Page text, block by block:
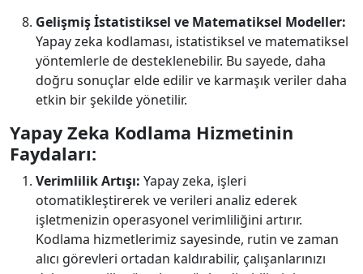
Gelişmiş İstatistiksel ve Matematiksel Modeller:
Yapay zeka kodlaması, istatistiksel ve matematiksel
yöntemlerle de desteklenebilir. Bu sayede, daha
doğru sonuçlar elde edilir ve karmaşık veriler daha
etkin bir şekilde yönetilir.
Yapay Zeka Kodlama Hizmetinin
Faydaları:
Verimlilik Artışı: Yapay zeka, işleri
otomatikleştirerek ve verileri analiz ederek
işletmenizin operasyonel verimliliğini artırır.
Kodlama hizmetlerimiz sayesinde, rutin ve zaman
alıcı görevleri ortadan kaldırabilir, çalışanlarınızı